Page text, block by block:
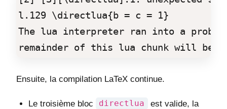
l.129 \directlua{b = c = 1}
The lua interpreter ran into a
Ensuite, la compilation LaTeX continue.
Le troisième bloc directlua
est valide, la